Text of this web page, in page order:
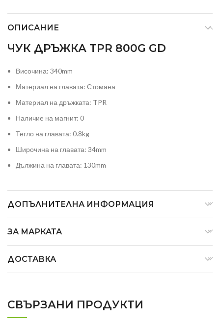
ОПИСАНИЕ
ЧУК ДРЪЖКА TPR 800G GD
Височина: 340mm
Материал на главата: Стомана
Материал на дръжката: TPR
Наличие на магнит: 0
Тегло на главата: 0.8kg
Широчина на главата: 34mm
Дължина на главата: 130mm
ДОПЪЛНИТЕЛНА ИНФОРМАЦИЯ
ЗА МАРКАТА
ДОСТАВКА
СВЪРЗАНИ ПРОДУКТИ